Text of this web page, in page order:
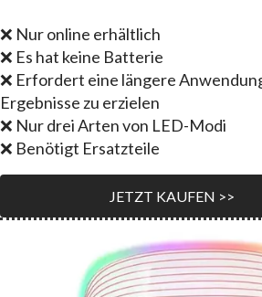
❌ Nur online erhältlich
❌ Es hat keine Batterie
❌ Erfordert eine längere
Ergebnisse zu erzielen
❌ Nur drei Arten von LED-Modi
❌ Benötigt Ersatzteile
JETZT KAUFEN >>